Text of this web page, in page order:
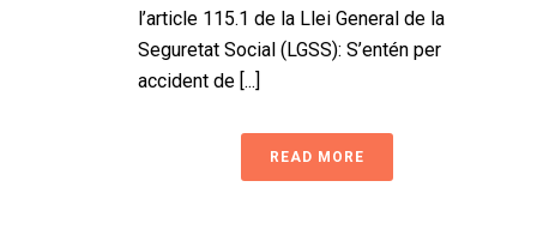
l’article 115.1 de la Llei General de la
Seguretat Social (LGSS): S’entén per
accident de [...]
READ MORE